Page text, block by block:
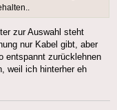
zur Auswahl steht
nur Kabel gibt, aber
entspannt zurücklehnen
weil ich hinterher eh